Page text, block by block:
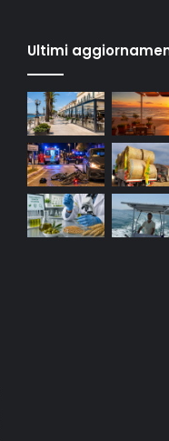
Ultimi